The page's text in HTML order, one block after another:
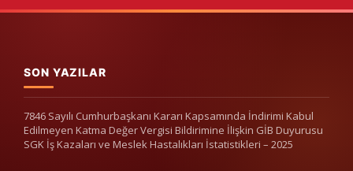
SON YAZILAR
7846 Sayılı Cumhurbaşkanı Kararı Kapsamında İndirimi Kabul
Edilmeyen Katma Değer Vergisi Bildirimine İlişkin GİB Duyurusu
SGK İş Kazaları ve Meslek Hastalıkları İstatistikleri – 2025